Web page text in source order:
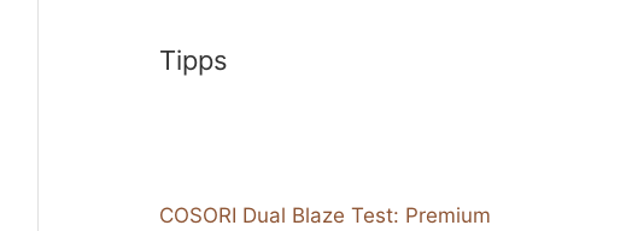
Tipps
COSORI Dual Blaze Test: Premium